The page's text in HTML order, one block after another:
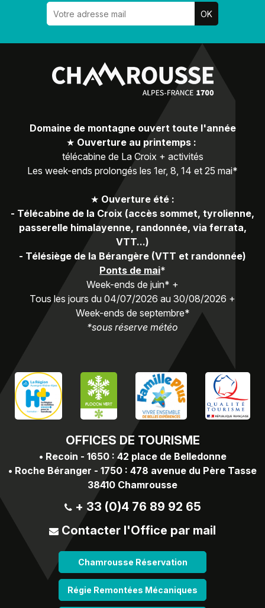
OFFICES DE TOURISME
• Recoin - 1650 : 42 place de Belledonne
• Roche Béranger - 1750 : 478 avenue du Père Tasse
38410 Chamrousse
+ 33 (0)4 76 89 92 65
Contacter l'Office par mail
Chamrousse Réservation
Régie Remontées Mécaniques
Domaine de montagne ouvert toute l'année
★ Ouverture au printemps :
télécabine de La Croix + activités
Les week-ends prolongés les 1er, 8, 14 et 25 mai*
★ Ouverture été :
- Télécabine de la Croix (accès sommet, tyrolienne,
passerelle himalayenne, randonnée, via ferrata,
VTT...)
- Télésiège de la Bérangère (VTT et randonnée)
Ponts de mai*
Week-ends de juin* +
Tous les jours du 04/07/2026 au 30/08/2026 +
Week-ends de septembre*
*sous réserve météo